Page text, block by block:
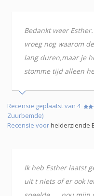
Bedankt weer
vroeg nog waarom
lang duren,maar je
stomme tijd alleen
Recensie geplaatst van 4
Zuurbemde)
Recensie voorhelderziende
Ik heb Esther laatst
uit t niets of er ook